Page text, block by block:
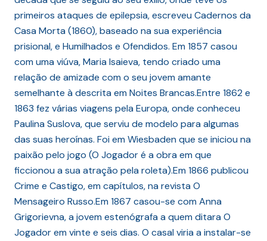
primeiros ataques de epilepsia, escreveu Cadernos da
Casa Morta (1860), baseado na sua experiência
prisional, e Humilhados e Ofendidos. Em 1857 casou
com uma viúva, Maria Isaieva, tendo criado uma
relação de amizade com o seu jovem amante
semelhante à descrita em Noites Brancas.Entre 1862 e
1863 fez várias viagens pela Europa, onde conheceu
Paulina Suslova, que serviu de modelo para algumas
das suas heroínas. Foi em Wiesbaden que se iniciou na
paixão pelo jogo (O Jogador é a obra em que
ficcionou a sua atração pela roleta).Em 1866 publicou
Crime e Castigo, em capítulos, na revista O
Mensageiro Russo.Em 1867 casou-se com Anna
Grigorievna, a jovem estenógrafa a quem ditara O
Jogador em vinte e seis dias. O casal viria a instalar-se